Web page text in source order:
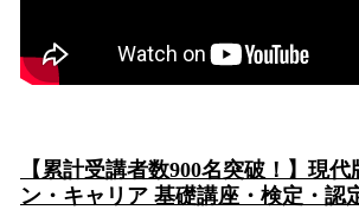
【累計受講者数900名突破！】現
ン・キャリア 基礎講座・検定・認